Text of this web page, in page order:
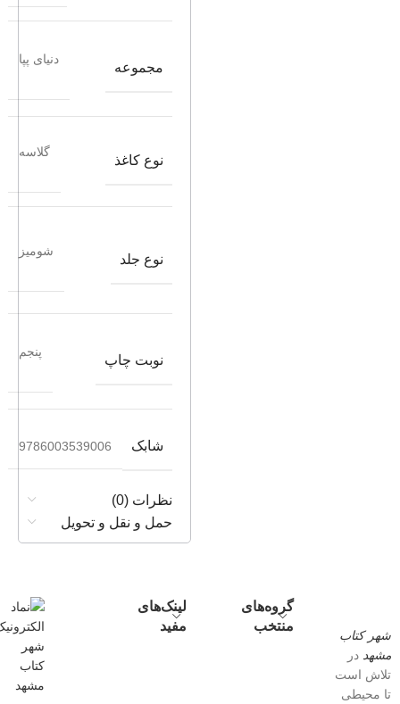
مجموعه
دنیای پپا
نوع کاغذ
گلاسه
نوع جلد
شومیز
نوبت چاپ
پنجم
شابک 9786003539006
نظرات (0)
حمل و نقل و تحویل
شهر کتاب
مشهد در
تلاش است
تا محیطی
گروه‌های
منتخب
لینک‌های
مفید